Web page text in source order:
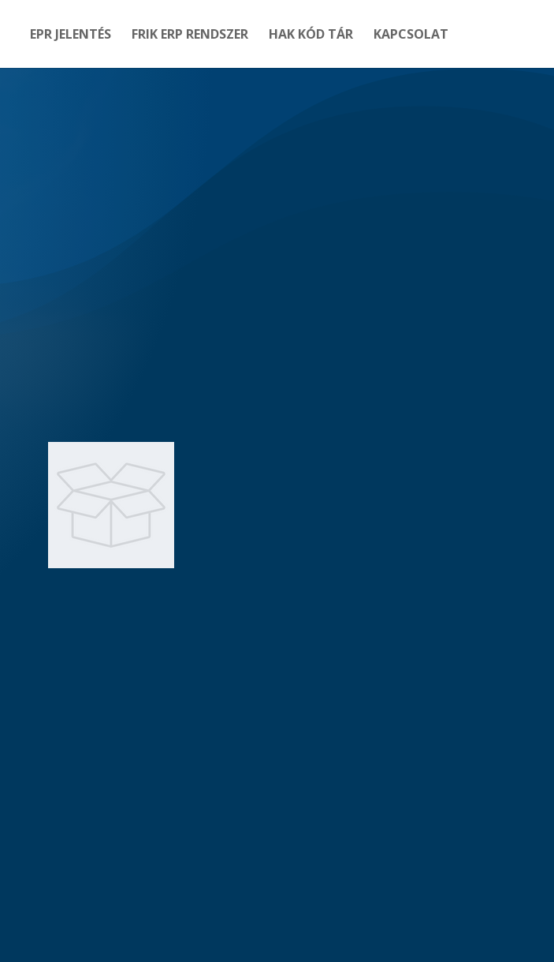
EPR JELENTÉS FRIK ERP RENDSZER HAK KÓD TÁR KAPCSOLAT